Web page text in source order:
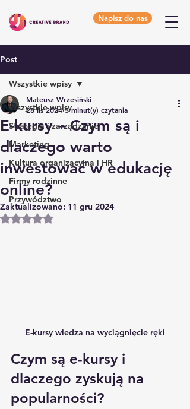
Napisz do nas
Post
Wszystkie wpisy
Strategia i zarządzanie
Marketing
Kultura organizacyjna i HR
Firmy rodzinne
Przywództwo
Wszystkie wpisy
E-kursy – Czym są i
dlaczego warto
inwestować w edukację
online?
Mateusz Wrzesiński
28 lis 2024 5 minut(y) czytania
Zaktualizowano: 11 gru 2024
Oceniono na NaN z 5 gwiazdek.
E-kursy wiedza na wyciągnięcie ręki
Czym są e-kursy i
dlaczego zyskują na
popularności?